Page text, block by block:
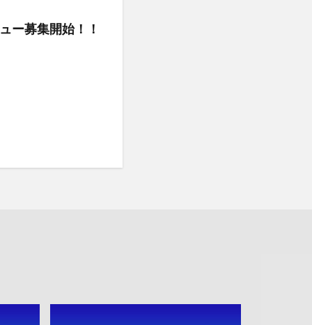
ー募集開始！！